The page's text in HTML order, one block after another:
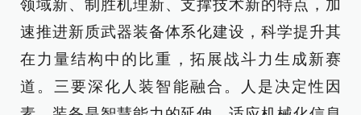
领域新、制胜机理新、支撑技术新的特点，加
速推进新质武器装备体系化建设，科学提升其
在力量结构中的比重，拓展战斗力生成新赛
道。三要深化人装智能融合。人是决定性因